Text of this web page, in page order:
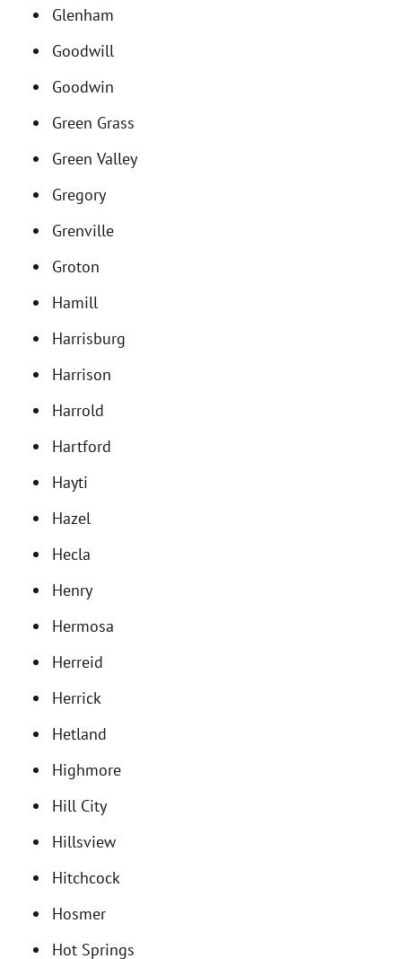
Glenham
Goodwill
Goodwin
Green Grass
Green Valley
Gregory
Grenville
Groton
Hamill
Harrisburg
Harrison
Harrold
Hartford
Hayti
Hazel
Hecla
Henry
Hermosa
Herreid
Herrick
Hetland
Highmore
Hill City
Hillsview
Hitchcock
Hosmer
Hot Springs